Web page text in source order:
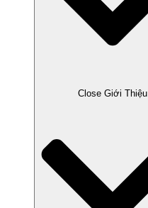
Close Giới Thiệu